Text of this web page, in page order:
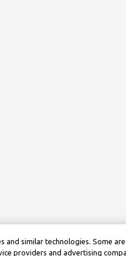
and similar technologies. Some
providers and advertising